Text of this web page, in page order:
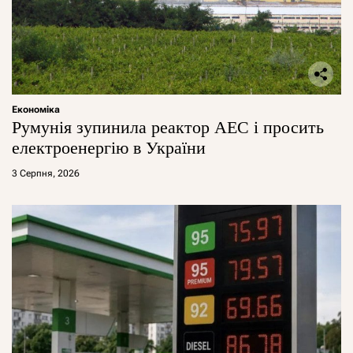
Економіка
Румунія зупинила реактор АЕС і просить
електроенергію в України
3 Серпня, 2026